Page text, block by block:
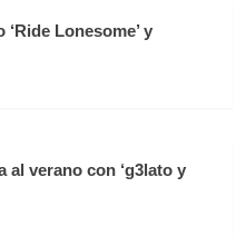
Lonesome’ y
al verano con ‘g3lato y